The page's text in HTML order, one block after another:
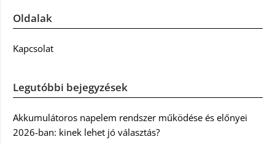
Oldalak
Kapcsolat
Legutóbbi bejegyzések
Akkumulátoros napelem rendszer működése és előnyei
2026-ban: kinek lehet jó választás?